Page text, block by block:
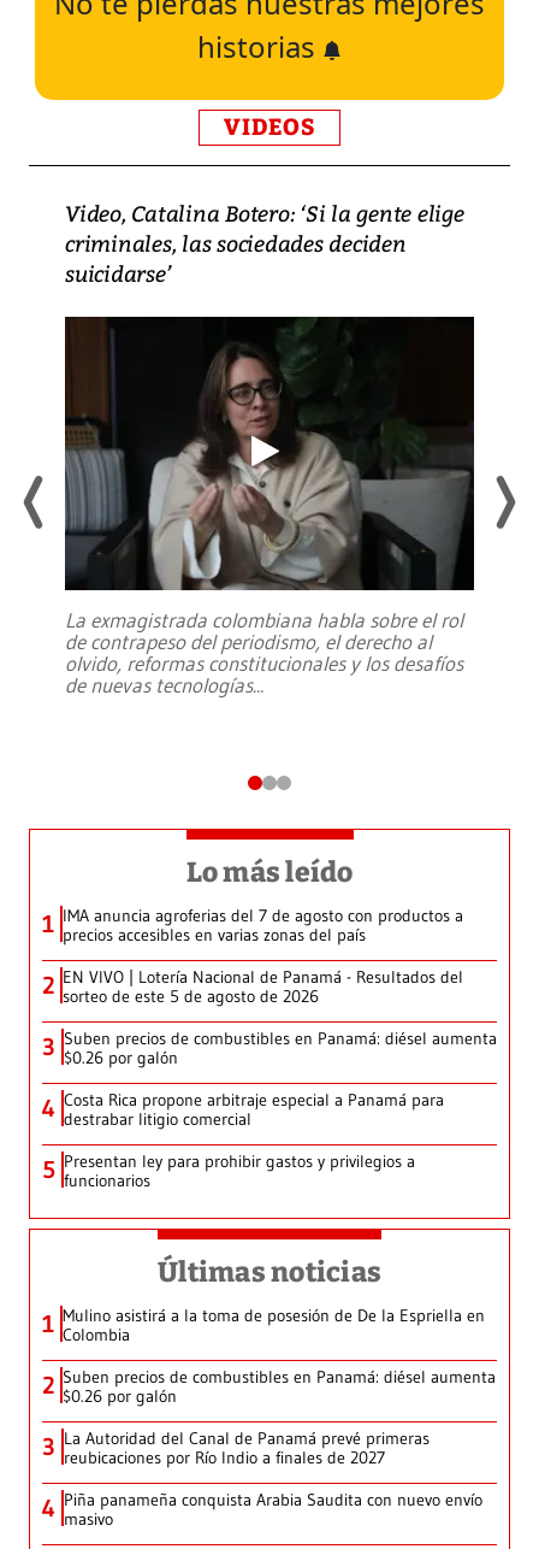
historias
VIDEOS
Video, Catalina Botero: ‘Si la gente elige
criminales, las sociedades deciden
suicidarse’
La exmagistrada colombiana habla sobre el rol
de contrapeso del periodismo, el derecho al
olvido, reformas constitucionales y los desafíos
de nuevas tecnologías...
Lo más leído
1 IMA anuncia agroferias del 7 de agosto con productos a
precios accesibles en varias zonas del país
2 EN VIVO | Lotería Nacional de Panamá - Resultados del
sorteo de este 5 de agosto de 2026
3 Suben precios de combustibles en Panamá: diésel aumenta
$0.26 por galón
4 Costa Rica propone arbitraje especial a Panamá para
destrabar litigio comercial
5 Presentan ley para prohibir gastos y privilegios a
funcionarios
Últimas noticias
1 Mulino asistirá a la toma de posesión de De la Espriella en
Colombia
2 Suben precios de combustibles en Panamá: diésel aumenta
$0.26 por galón
3 La Autoridad del Canal de Panamá prevé primeras
reubicaciones por Río Indio a finales de 2027
4 Piña panameña conquista Arabia Saudita con nuevo envío
masivo